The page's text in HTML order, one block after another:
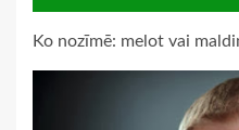
Ko nozīmē: melot vai